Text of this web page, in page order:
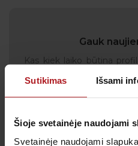
Sutikimas Išsami
Šioje svetainėje naudojami
Svetainėje naudojami
Gauk
Kas kiek laiko būtina
naujienlaiškį, kad
dėžutę atkeliautų laiku.
geriausių pasiūlymų bei